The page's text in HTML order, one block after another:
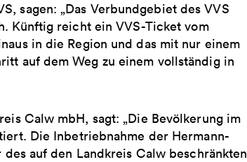
sagen: „Das Verbundgebiet des VVS
Künftig reicht ein VVS-Ticket vom
in die Region und das mit nur einem
auf dem Weg zu einem vollständig in
Calw mbH, sagt: „Die Bevölkerung im
Die Inbetriebnahme der Hermann-
auf den Landkreis Calw beschränkten